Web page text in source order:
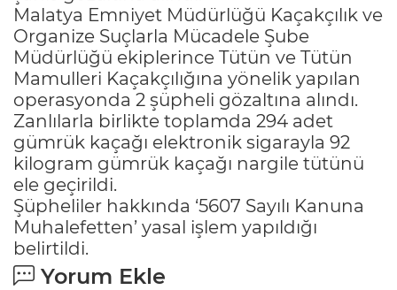
Malatya Emniyet Müdürlüğü Kaçakçılık ve
Organize Suçlarla Mücadele Şube
Müdürlüğü ekiplerince Tütün ve Tütün
Mamulleri Kaçakçılığına yönelik yapılan
operasyonda 2 şüpheli gözaltına alındı.
Zanlılarla birlikte toplamda 294 adet
gümrük kaçağı elektronik sigarayla 92
kilogram gümrük kaçağı nargile tütünü
ele geçirildi.
Şüpheliler hakkında ‘5607 Sayılı Kanuna
Muhalefetten’ yasal işlem yapıldığı
belirtildi.
Yorum Ekle